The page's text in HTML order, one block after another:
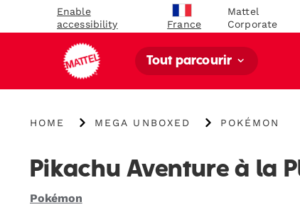
Enable
accessibility
France
Mattel
Corporate
Tout parcourir
{"key":"Home","value":"\/"}
HOME
{"key":"MEGA
MEGA UNBOXED
category-
pokemon"}
POKÉMON
Pikachu Aventure à la
Pokémon